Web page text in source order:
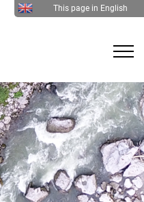
This page in English